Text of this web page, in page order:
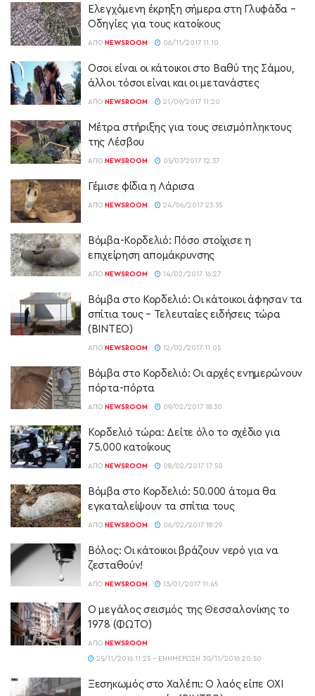
Ελεγχόμενη έκρηξη σήμερα στη Γλυφάδα –
Οδηγίες για τους κατοίκους
ΑΠΌ NEWSROOM 06/11/2017 11:10
Οσοι είναι οι κάτοικοι στο Βαθύ της Σάμου,
άλλοι τόσοι είναι και οι μετανάστες
ΑΠΌ NEWSROOM 21/09/2017 11:20
Μέτρα στήριξης για τους σεισμόπληκτους
της Λέσβου
ΑΠΌ NEWSROOM 05/07/2017 12:37
Γέμισε φίδια η Λάρισα
ΑΠΌ NEWSROOM 24/06/2017 23:35
Βόμβα-Κορδελιό: Πόσο στοίχισε η
επιχείρηση απομάκρυνσης
ΑΠΌ NEWSROOM 14/02/2017 16:27
Βόμβα στο Κορδελιό: Οι κάτοικοι άφησαν τα
σπίτια τους – Τελευταίες ειδήσεις τώρα
(ΒΙΝΤΕΟ)
ΑΠΌ NEWSROOM 12/02/2017 11:05
Βόμβα στο Κορδελιό: Οι αρχές ενημερώνουν
πόρτα-πόρτα
ΑΠΌ NEWSROOM 09/02/2017 18:30
Κορδελιό τώρα: Δείτε όλο το σχέδιο για
75.000 κατοίκους
ΑΠΌ NEWSROOM 08/02/2017 17:50
Βόμβα στο Κορδελιό: 50.000 άτομα θα
εγκαταλείψουν τα σπίτια τους
ΑΠΌ NEWSROOM 06/02/2017 18:29
Βόλος: Οι κάτοικοι βράζουν νερό για να
ζεσταθούν!
ΑΠΌ NEWSROOM 13/01/2017 11:45
Ο μεγάλος σεισμός της Θεσσαλονίκης το
1978 (ΦΩΤΟ)
ΑΠΌ NEWSROOM
25/11/2016 11:25 - ΕΝΗΜΈΡΩΣΗ 30/11/2016 20:50
Ξεσηκωμός στο Χαλέπι: Ο λαός είπε ΟΧΙ